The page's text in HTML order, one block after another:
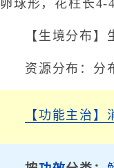
卵球形，花柱长4-
【生境分布
资源分布：分
【功能主治】